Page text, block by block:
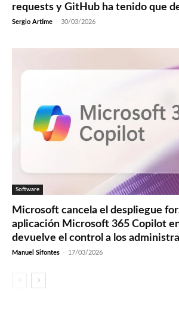
requests y GitHub ha tenido que
Sergio Artime - 30/03/2026
Software
Microsoft cancela el despliegue
aplicación Microsoft 365 Copilot
devuelve el control a los
Manuel Sifontes - 17/03/2026